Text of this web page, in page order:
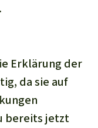
Erklärung der
da sie auf
bereits jetzt